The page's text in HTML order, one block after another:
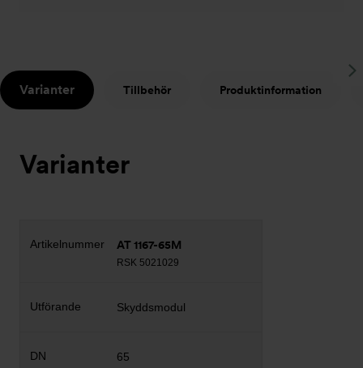
Varianter Tillbehör Produktinformation
Varianter
AT 1167-65M
RSK 5021029
Skyddsmodul
65